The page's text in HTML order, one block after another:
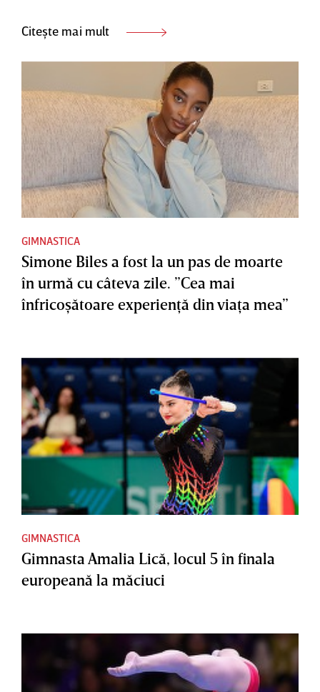
Citește mai mult
GIMNASTICA
Simone Biles a fost la un pas de moarte
în urmă cu câteva zile. ”Cea mai
înfricoşătoare experienţă din viaţa mea”
GIMNASTICA
Gimnasta Amalia Lică, locul 5 în finala
europeană la măciuci